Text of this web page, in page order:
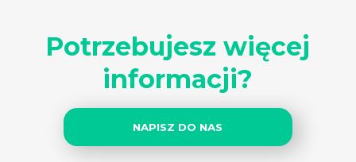
Potrzebujesz więcej
informacji?
NAPISZ DO NAS